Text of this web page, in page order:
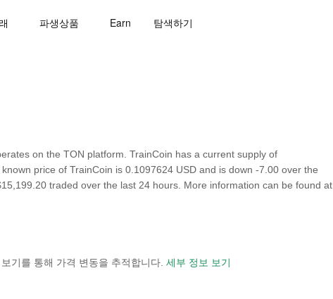
파생상품 Earn 탐색하기
on the TON platform. TrainCoin has a current supply of
price of TrainCoin is 0.1097624 USD and is down -7.00 over the
traded over the last 24 hours. More information can be found at
기를 통해 가격 변동을 추적합니다. 세부 정보 보기